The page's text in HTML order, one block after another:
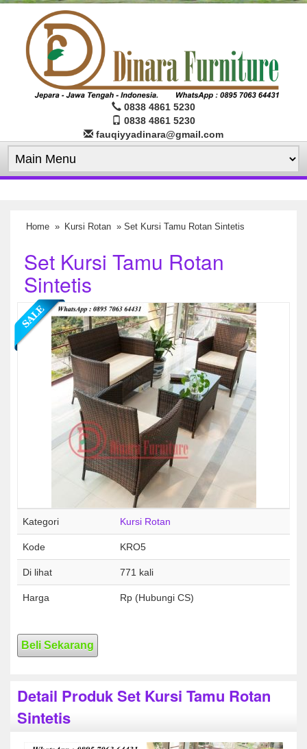
0838 4861 5230
0838 4861 5230
fauqiyyadinara@gmail.com
Home » Kursi Rotan » Set Kursi Tamu Rotan Sintetis
Set Kursi Tamu Rotan
Sintetis
Kategori Kursi Rotan
Kode KRO5
Di lihat 771 kali
Harga Rp (Hubungi CS)
Beli Sekarang
Detail Produk Set Kursi Tamu Rotan
Sintetis